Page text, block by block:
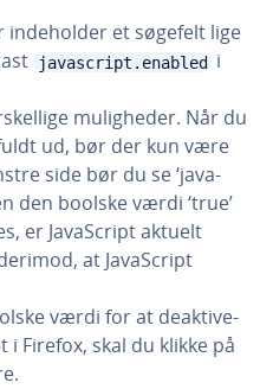
in­de­hol­der et søgefelt lige
javascript.enabled i
mu­lig­he­der. Når du
ud, bør der kun være
side bør du se ‘ja­va­
den boolske værdi ‘true’
er Ja­va­Script aktuelt
at Ja­va­Script
værdi for at de­ak­ti­ve­
i Firefox, skal du klikke på